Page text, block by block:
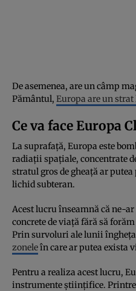
De asemenea, are un câmp
Pământul, Europa are un
Ce va face Europa
La suprafață, Europa este
radiații spațiale, concentrate
stratul gros de gheață ar
lichid subteran.
Acest lucru înseamnă că ne-
concrete de viață fără să
Prin survoluri ale lunii
zoneleîn care ar putea exista
Pentru a realiza acest lucru,
instrumente științifice. Printre